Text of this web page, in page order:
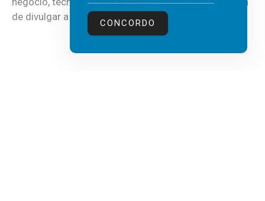
de divulgar a mais recente...
CONCORDO